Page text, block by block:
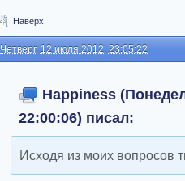
Наверх
Четверг, 12 июля 2012, 23:05:22
Happiness
22:00:06) писал:
Исходя из моих вопросов